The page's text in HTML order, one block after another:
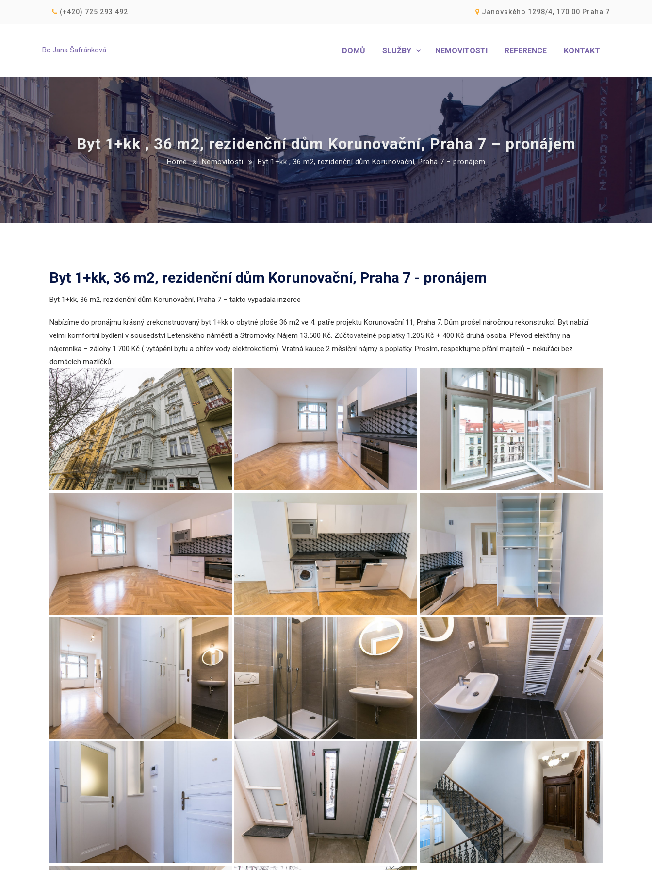
(+420) 725 293 492 Janovského 1298/4, 170 00 Praha 7
Bc Jana Šafránková DOMŮ SLUŽBY NEMOVITOSTI REFERENCE KONTAKT
Byt 1+kk , 36 m2, rezidenční dům Korunovační, Praha 7 – pronájem
Home Nemovitosti Byt 1+kk , 36 m2, rezidenční dům Korunovační, Praha 7 – pronájem
Byt 1+kk, 36 m2, rezidenční dům Korunovační, Praha 7 - pronájem
Byt 1+kk, 36 m2, rezidenční dům Korunovační, Praha 7 – takto vypadala inzerce
Nabízíme do pronájmu krásný zrekonstruovaný byt 1+kk o obytné ploše 36 m2 ve 4. patře projektu Korunovační 11, Praha 7. Dům prošel náročnou rekonstrukcí. Byt nabízí
velmi komfortní bydlení v sousedství Letenského náměstí a Stromovky. Nájem 13.500 Kč. Zúčtovatelné poplatky 1.205 Kč + 400 Kč druhá osoba. Převod elektřiny na
nájemníka – zálohy 1.700 Kč ( vytápění bytu a ohřev vody elektrokotlem). Vratná kauce 2 měsíční nájmy s poplatky. Prosím, respektujme přání majitelů – nekuřáci bez
domácích mazlíčků..